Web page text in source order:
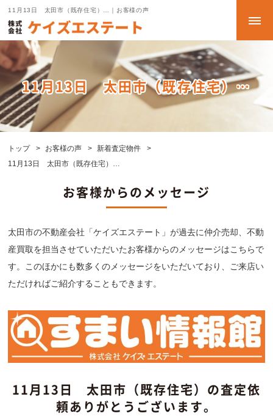
11月13日 太田市（既存住宅）…｜お客様の声
11月13日 太田市（既存住宅）…
トップ お客様の声
新着査定物件
11月13日 太田市（既存住宅）…
お客様からのメッセージ
太田市の不動産会社「ケイズエステート」が過去に仲介売却、不動
産買取を担当させていただいたお客様からのメッセージはこちらで
す。このほかにも数多くのメッセージをいただいており、ご来店い
ただければご紹介することもできます。
11月13日 太田市（既存住宅）の査定依
頼ありがとうございます。